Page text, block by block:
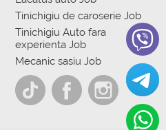
Tinichigiu de caroserie Job
Tinichigiu Auto fara
experienta Job
Mecanic sasiu Job